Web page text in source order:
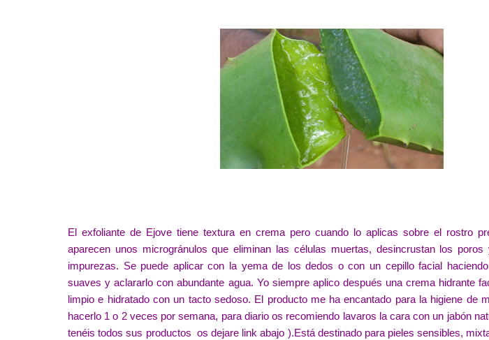
El exfoliante de Ejove tiene textura en crema pero cuando lo aplicas sobre el rostro
aparecen unos microgránulos que eliminan las células muertas, desincrustan los
impurezas. Se puede aplicar con la yema de los dedos o con un cepillo facial
suaves y aclararlo con abundante agua. Yo siempre aplico después una crema hidrante
limpio e hidratado con un tacto sedoso. El producto me ha encantado para la higiene de
hacerlo 1 o 2 veces por semana, para diario os recomiendo lavaros la cara con un jabón
tenéis todos sus productos os dejare link abajo ).Está destinado para pieles sensibles,